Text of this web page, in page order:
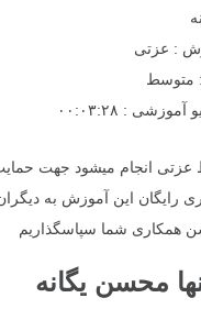
: عزتی
متوسط
: ۰۰:۰۳:۲۸
انجام میشود جهت حمایت
رایگان این آموزش به
همکاری شما سپاسگذاریم
محسن یگانه